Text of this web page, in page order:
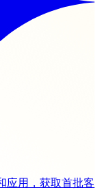
应用，获取首批客